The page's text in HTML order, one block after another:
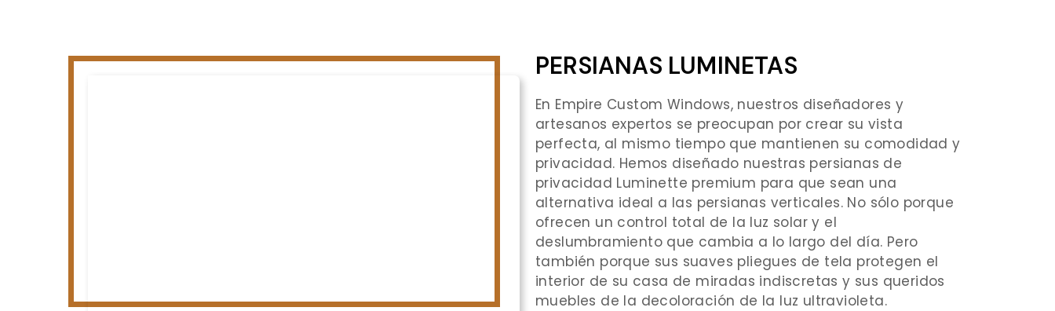
PERSIANAS LUMINETAS
En Empire Custom Windows, nuestros diseñadores y
artesanos expertos se preocupan por crear su vista
perfecta, al mismo tiempo que mantienen su comodidad y
privacidad. Hemos diseñado nuestras persianas de
privacidad Luminette premium para que sean una
alternativa ideal a las persianas verticales. No sólo porque
ofrecen un control total de la luz solar y el
deslumbramiento que cambia a lo largo del día. Pero
también porque sus suaves pliegues de tela protegen el
interior de su casa de miradas indiscretas y sus queridos
muebles de la decoloración de la luz ultravioleta.